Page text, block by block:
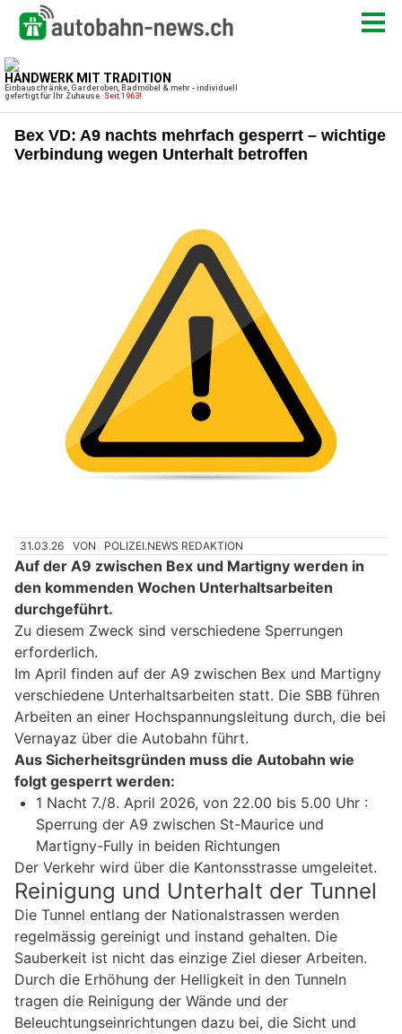
Bex VD: A9 nachts mehrfach gesperrt – wichtige
Verbindung wegen Unterhalt betroffen
31.03.26 VON POLIZEI.NEWS REDAKTION
Auf der A9 zwischen Bex und Martigny werden in
den kommenden Wochen Unterhaltsarbeiten
durchgeführt.
Zu diesem Zweck sind verschiedene Sperrungen
erforderlich.
Im April finden auf der A9 zwischen Bex und Martigny
verschiedene Unterhaltsarbeiten statt. Die SBB führen
Arbeiten an einer Hochspannungsleitung durch, die bei
Vernayaz über die Autobahn führt.
Aus Sicherheitsgründen muss die Autobahn wie
folgt gesperrt werden:
1 Nacht 7./8. April 2026, von 22.00 bis 5.00 Uhr :
Sperrung der A9 zwischen St-Maurice und
Martigny-Fully in beiden Richtungen
Der Verkehr wird über die Kantonsstrasse umgeleitet.
Reinigung und Unterhalt der Tunnel
Die Tunnel entlang der Nationalstrassen werden
regelmässig gereinigt und instand gehalten. Die
Sauberkeit ist nicht das einzige Ziel dieser Arbeiten.
Durch die Erhöhung der Helligkeit in den Tunneln
tragen die Reinigung der Wände und der
Beleuchtungseinrichtungen dazu bei, die Sicht und